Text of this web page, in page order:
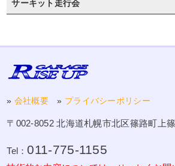
サーキット走行会
» 会社概要 » プライバシーポリシー
〒002-8052 北海道札幌市北区篠路町上
Tel：011-775-1155